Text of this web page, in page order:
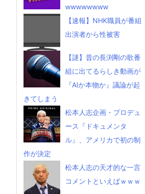
wwwwwwww
【速報】NHK職員が番組
出演者から性被害
【謎】昔の長渕剛の歌番
組に出てるらしき動画が
『AIか本物か』議論が起
きてしまう
松本人志企画・プロデュ
ース『ドキュメンタ
ル』、アメリカで初の制
作が決定
松本人志の天才的な一言
コメントといえばｗｗｗ